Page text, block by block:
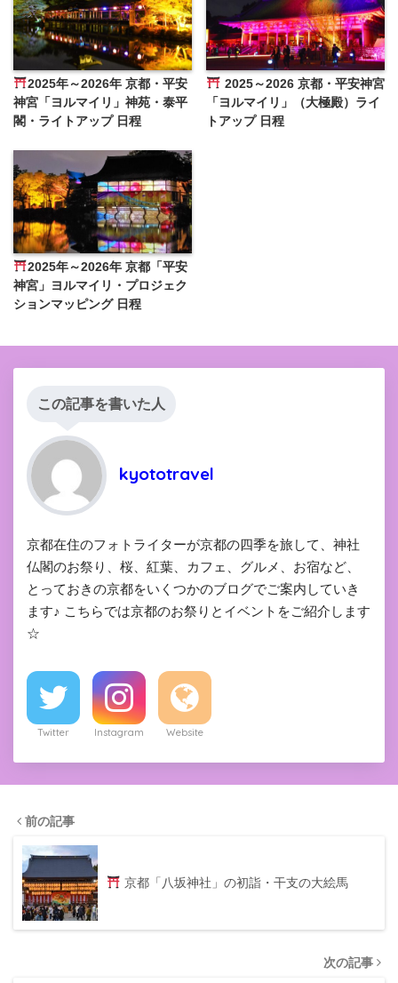
2025年～2026年 京都・平安
神宮「ヨルマイリ」神苑・泰平
閣・ライトアップ 日程
2025～2026 京都・平安神宮
「ヨルマイリ」（大極殿）ライ
トアップ 日程
2025年～2026年 京都「平安
神宮」ヨルマイリ・プロジェク
ションマッピング 日程
この記事を書いた人
kyototravel
京都在住のフォトライターが京都の四季を旅して、神社
仏閣のお祭り、桜、紅葉、カフェ、グルメ、お宿など、
とっておきの京都をいくつかのブログでご案内していき
ます♪ こちらでは京都のお祭りとイベントをご紹介します
☆
Twitter Instagram Website
前の記事
京都「八坂神社」の初詣・干支の大絵馬
次の記事